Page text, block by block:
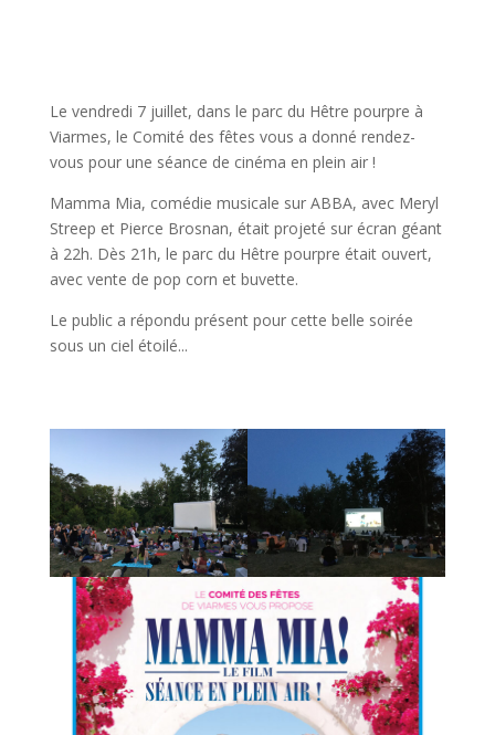
Le vendredi 7 juillet, dans le parc du Hêtre pourpre à
Viarmes, le Comité des fêtes vous a donné rendez-
vous pour une séance de cinéma en plein air !
Mamma Mia, comédie musicale sur ABBA, avec Meryl
Streep et Pierce Brosnan, était projeté sur écran géant
à 22h. Dès 21h, le parc du Hêtre pourpre était ouvert,
avec vente de pop corn et buvette.
Le public a répondu présent pour cette belle soirée
sous un ciel étoilé...